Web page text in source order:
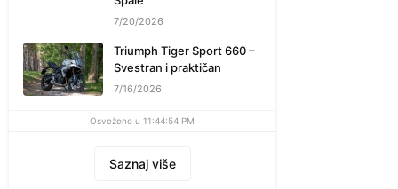
7/20/2026
Triumph Tiger Sport 660 –
Svestran i praktičan
7/16/2026
Osveženo u 11:44:54 PM
Saznaj više